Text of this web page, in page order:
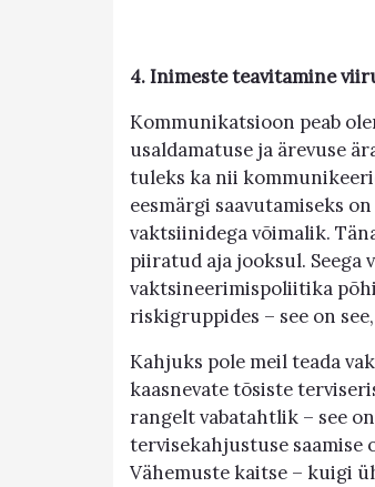
4. Inimeste teavitamine
Kommunikatsioon peab
usaldamatuse ja ärevuse
tuleks ka nii
eesmärgi saavutamiseks
vaktsiinidega võimalik.
piiratud aja jooksul. Seega
vaktsineerimispoliitika
riskigruppides – see on
Kahjuks pole meil teada
kaasnevate tõsiste
rangelt vabatahtlik – see
tervisekahjustuse saamise
Vähemuste kaitse – kuigi